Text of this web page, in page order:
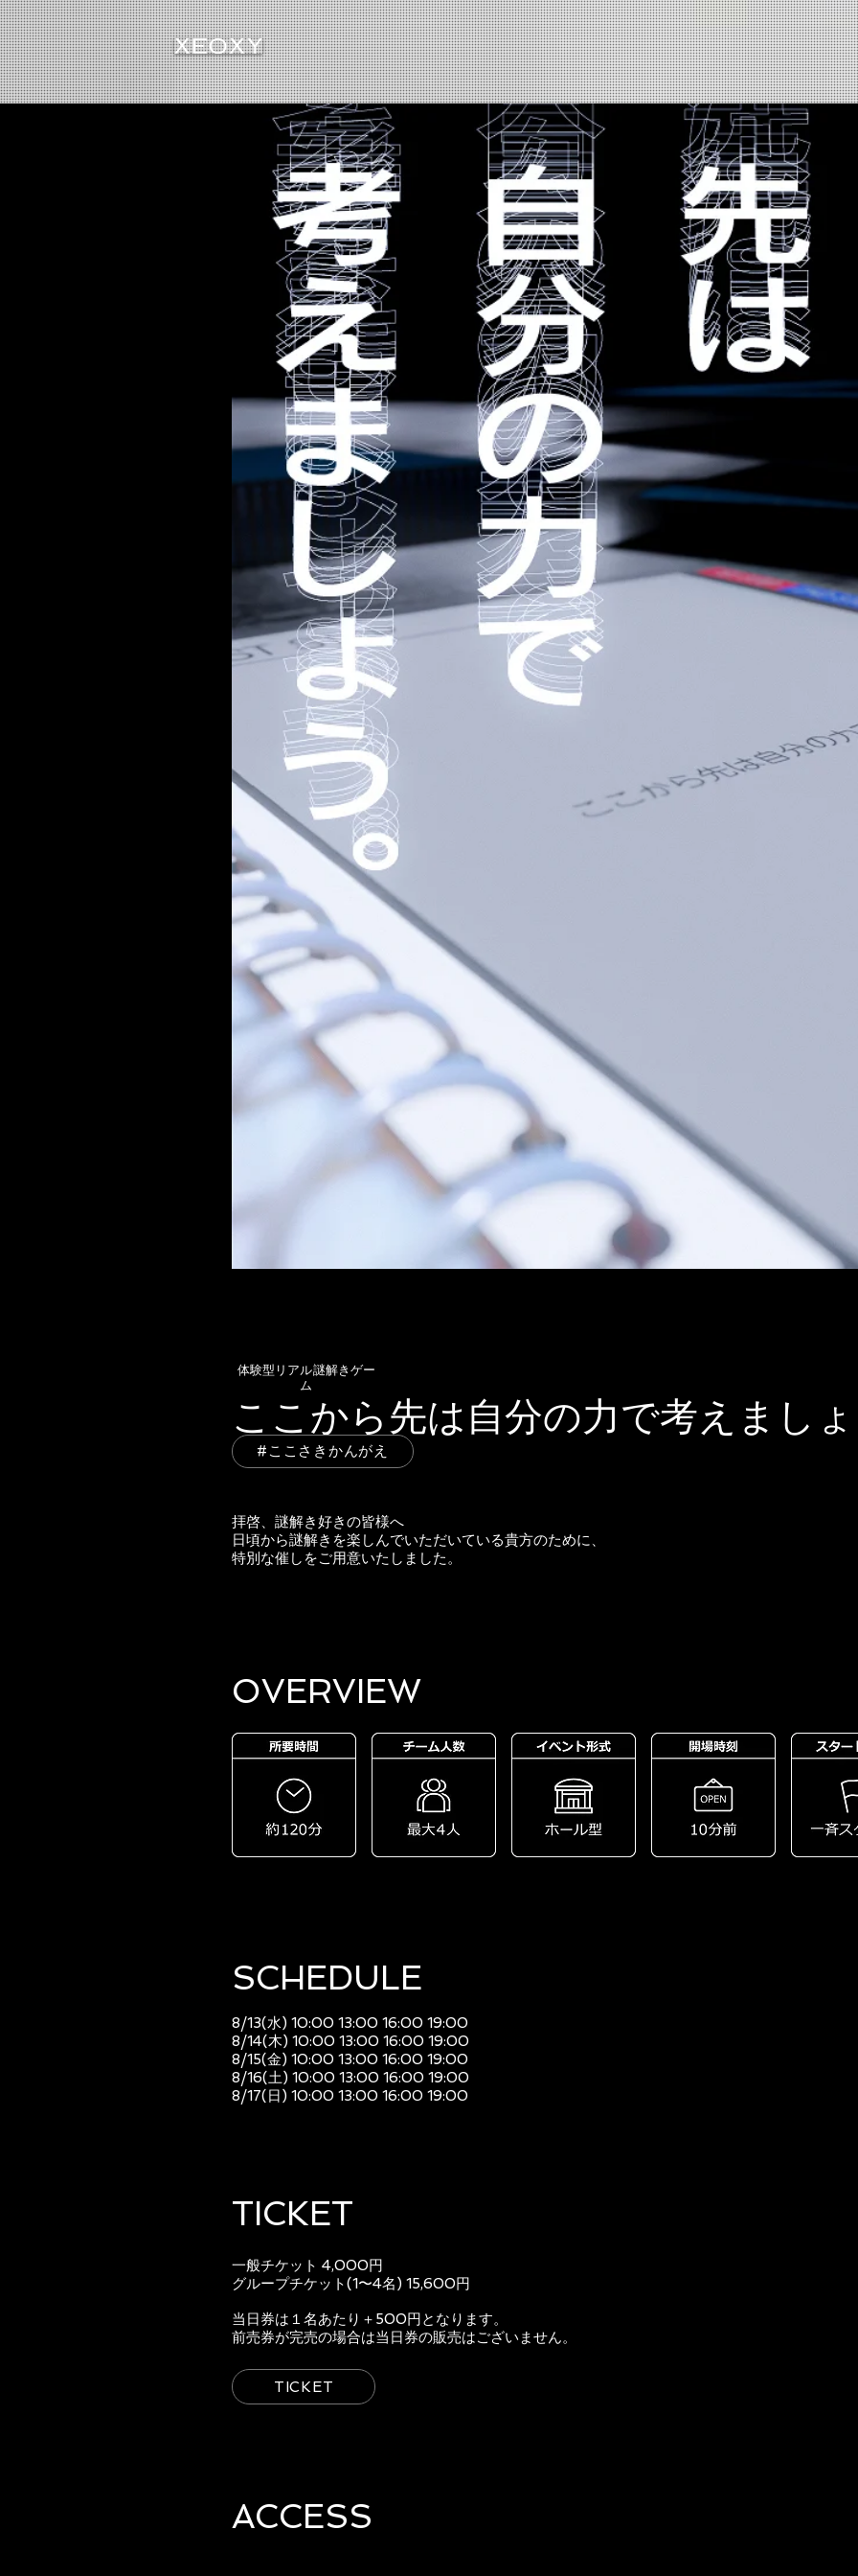
体験型リアル謎解きゲー
ム
ここから先は自分の力で考えまし
拝啓、謎解き好きの皆様へ
日頃から謎解きを楽しんでいただいている貴方のために、
特別な催しをご用意いたしました。
#ここさきかんがえ
OVERVIEW​
SCHEDULE​
8/13(水) 10:00 13:00 16:00 19:00
8/14(木) 10:00 13:00 16:00 19:00
8/15(金) 10:00 13:00 16:00 19:00
8/16(土) 10:00 13:00 16:00 19:00
8/17(日) 10:00 13:00 16:00 19:00
TICKET
一般チケット 4,000円
グループチケット(1〜4名) 15,600円
当日券は１名あたり＋500円となります。
前売券が完売の場合は当日券の販売はございません。
TICKET
ACCESS